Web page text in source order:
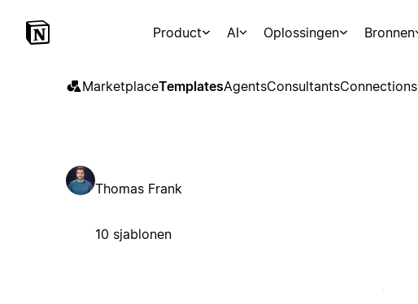
Product AI Oplossingen Bronnen
MarketplaceTemplatesAgentsConsultantsConnections
Thomas Frank
10 sjablonen